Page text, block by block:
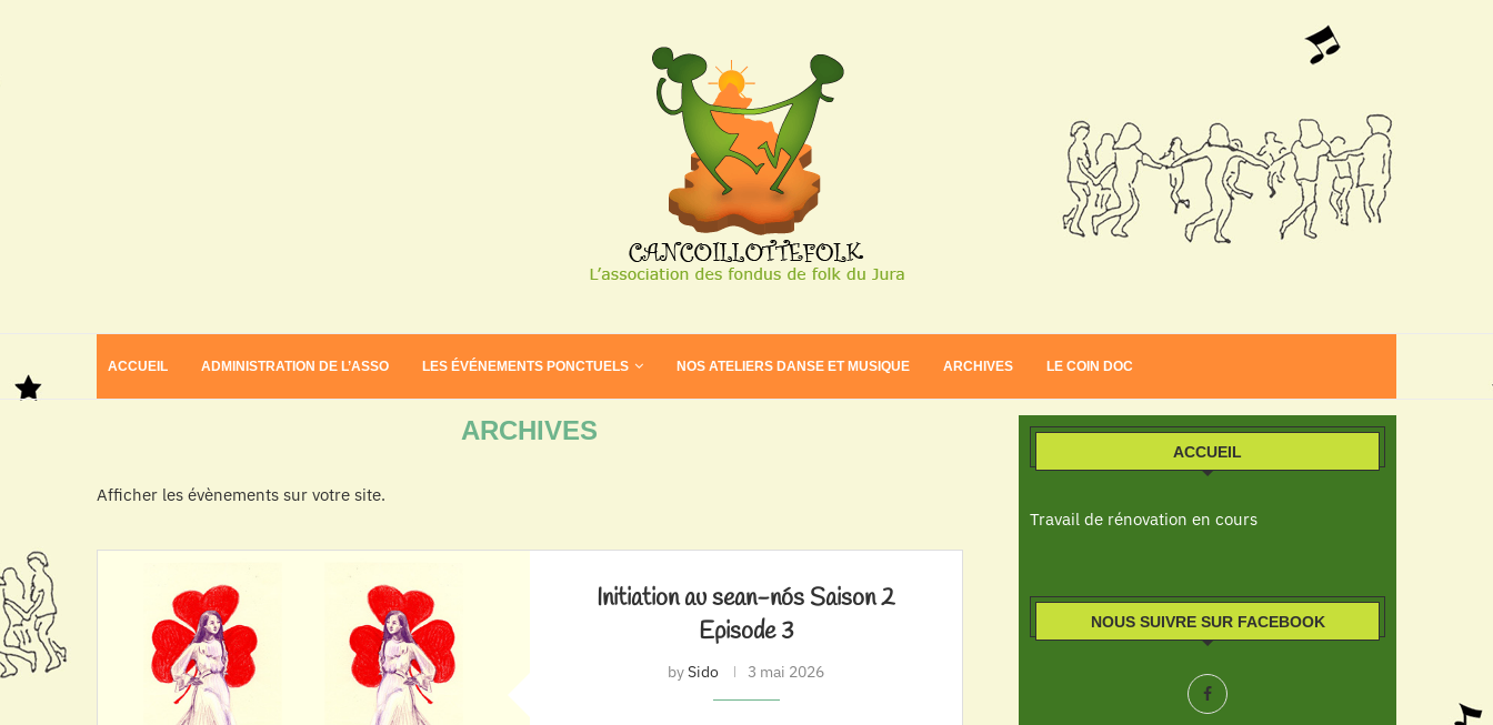
ACCUEIL ADMINISTRATION DE L’ASSO LES ÉVÉNEMENTS PONCTUELS NOS ATELIERS DANSE ET MUSIQUE ARCHIVES LE COIN DOC
ARCHIVES
Afficher les évènements sur votre site.
Initiation au sean-nós Saison 2
Episode 3
bySido 3 mai 2026
ACCUEIL
Travail de rénovation en cours
NOUS SUIVRE SUR FACEBOOK